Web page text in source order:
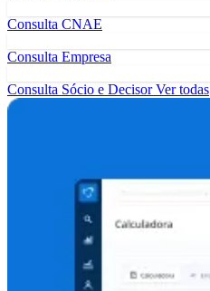
Consulta CNAE
Consulta Empresa
Consulta Sócio e DecisorVer todas